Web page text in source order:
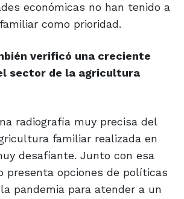
económicas no han tenido a
como prioridad.
verificó una creciente
sector de la agricultura
radiografía muy precisa del
familiar realizada en
desafiante. Junto con esa
presenta opciones de políticas
pandemia para atender a un